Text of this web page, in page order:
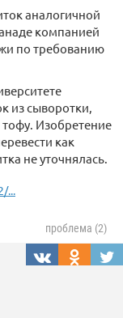
аналогичной
компанией
по требованию
из сыворотки,
тофу. Изобретение
как
не уточнялась.
...
проблема (2)